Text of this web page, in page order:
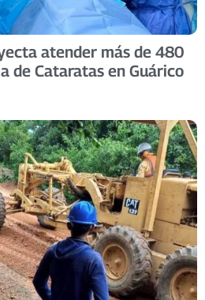
atender más de 480
de Cataratas en Guárico